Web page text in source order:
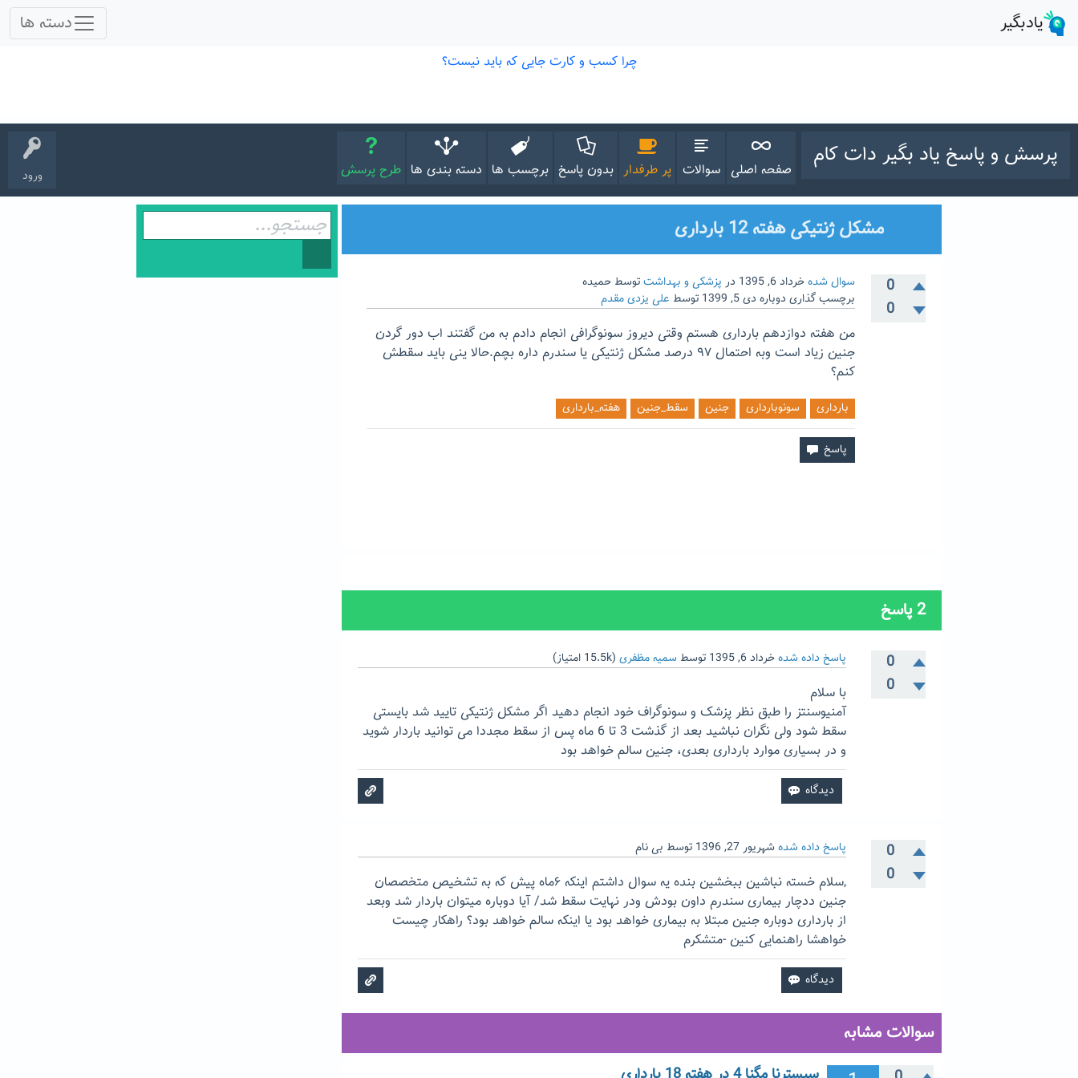
ورود
پرسش و پاسخ یاد بگیر دات کام
صفحه اصلی سوالات پر طرفدار بدون پاسخ برچسب ها دسته بندی ها طرح پرسش
مشکل ژنتیکی هفته 12 بارداری
0
0
سوال شدهخرداد 6, 1395 در پزشکی و بهداشتتوسط حمیده
برچسب گذاری دوباره دی 5, 1399 توسط علی یزدی مقدم
من هفته دوازدهم بارداری هستم وقتی دیروز سونوگرافی انجام دادم به من گفتند اب دور گردن
جنین زیاد است وبه احتمال ۹۷ درصد مشکل ژنتیکی یا سندرم داره بچم.حالا ینی باید سقطش
کنم؟
بارداری سونوبارداری جنین سقط_جنین هفته_بارداری
2پاسخ
0
0
پاسخ داده شدهخرداد 6, 1395 توسط سمیه مظفری (
15.5k امتیاز)
با سلام
آمنیوسنتز را طبق نظر پزشک و سونوگراف خود انجام دهید اگر مشکل ژنتیکی تایید شد بایستی
سقط شود ولی نگران نباشید بعد از گذشت 3 تا 6 ماه پس از سقط مجددا می توانید باردار شوید
و در بسیاری موارد بارداری بعدی، جنین سالم خواهد بود
0
0
پاسخ داده شده شهریور 27, 1396 توسط بی نام
,سلام خسته نباشین ببخشین بنده یه سوال داشتم اینکه ۶ماه پیش که به تشخیص متخصصان
جنین ددچار بیماری سندرم داون بودش ودر نهایت سقط شد/ آیا دوباره میتوان باردار شد وبعد
از بارداری دوباره جنین مبتلا به بیماری خواهد بود یا اینکه سالم خواهد بود؟ راهکار چیست
خواهشا راهنمایی کنین -متشکرم
سوالات مشابه